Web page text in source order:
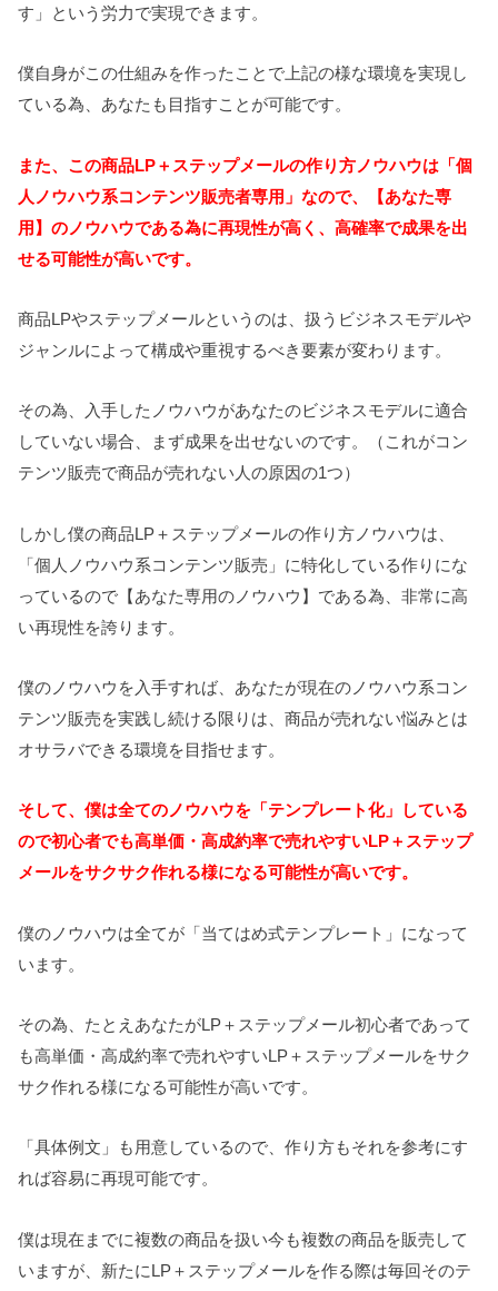
す」という労力で実現できます。
僕自身がこの仕組みを作ったことで上記の様な環境を実現し
ている為、あなたも目指すことが可能です。
また、この商品LP＋ステップメールの作り方ノウハウは「個
人ノウハウ系コンテンツ販売者専用」なので、【あなた専
用】のノウハウである為に再現性が高く、高確率で成果を出
せる可能性が高いです。
商品LPやステップメールというのは、扱うビジネスモデルや
ジャンルによって構成や重視するべき要素が変わります。
その為、入手したノウハウがあなたのビジネスモデルに適合
していない場合、まず成果を出せないのです。（これがコン
テンツ販売で商品が売れない人の原因の1つ）
しかし僕の商品LP＋ステップメールの作り方ノウハウは、
「個人ノウハウ系コンテンツ販売」に特化している作りにな
っているので【あなた専用のノウハウ】である為、非常に高
い再現性を誇ります。
僕のノウハウを入手すれば、あなたが現在のノウハウ系コン
テンツ販売を実践し続ける限りは、商品が売れない悩みとは
オサラバできる環境を目指せます。
そして、僕は全てのノウハウを「テンプレート化」している
ので初心者でも高単価・高成約率で売れやすいLP＋ステップ
メールをサクサク作れる様になる可能性が高いです。
僕のノウハウは全てが「当てはめ式テンプレート」になって
います。
その為、たとえあなたがLP＋ステップメール初心者であって
も高単価・高成約率で売れやすいLP＋ステップメールをサク
サク作れる様になる可能性が高いです。
「具体例文」も用意しているので、作り方もそれを参考にす
れば容易に再現可能です。
僕は現在までに複数の商品を扱い今も複数の商品を販売して
いますが、新たにLP＋ステップメールを作る際は毎回そのテ